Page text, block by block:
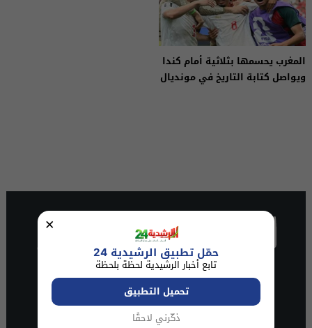
المغرب يحسمها بثلاثية أمام كندا
ويواصل كتابة التاريخ في مونديال
×
حمّل تطبيق الرشيدية 24
تابع أخبار الرشيدية لحظة بلحظة
تحميل التطبيق
ذكّرني لاحقًا